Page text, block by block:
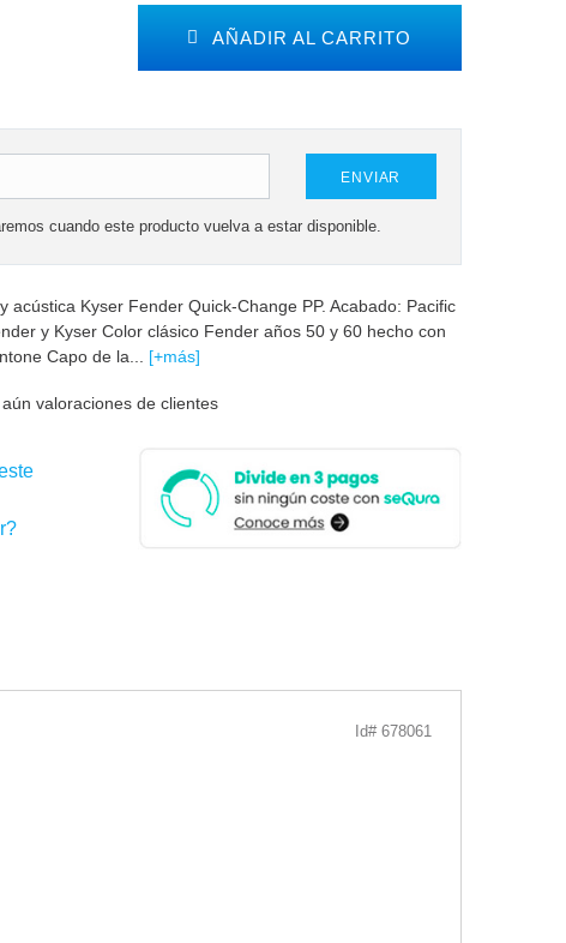
AÑADIR AL CARRITO
ENVIAR
cuando este producto vuelva a estar disponible.
acústica Kyser Fender Quick-Change PP. Acabado: Pacific
y Kyser Color clásico Fender años 50 y 60 hecho con
Capo de la... [+más]
valoraciones de clientes
Id# 678061